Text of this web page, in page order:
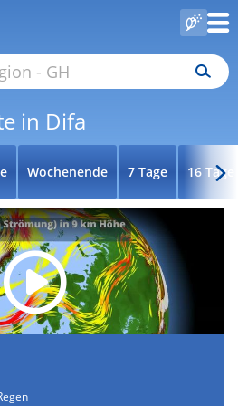
in Difa
Wochenende 7 Tage 16 Tage